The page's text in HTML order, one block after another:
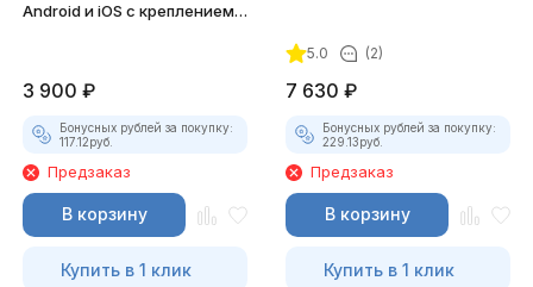
Android и iOS с креплением
3 900 ₽
Бонусных рублей за покупку:
117.12руб.
Предзаказ
В корзину
Купить в 1 клик
5.0 (2)
7 630 ₽
Бонусных рублей за покупку:
229.13руб.
Предзаказ
В корзину
Купить в 1 клик